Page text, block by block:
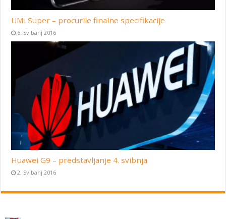
UMi Super – procurile finalne specifikacije
6. Svibanj 2016
Huawei G9 – predstavljanje 4. svibnja
2. Svibanj 2016